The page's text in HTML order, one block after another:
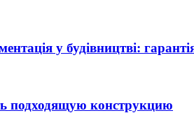
у будівництві:
подходящую конструкцию